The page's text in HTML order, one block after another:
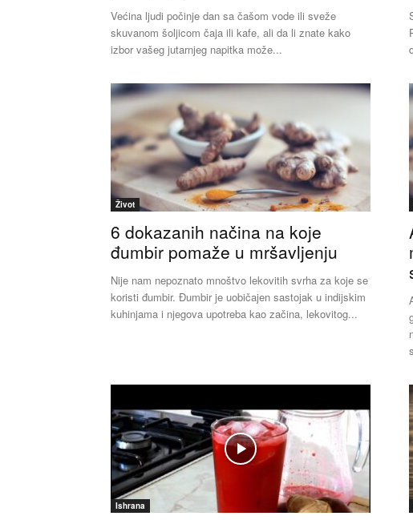
Većina ljudi počinje dan sa čašom vode ili sveže
skuvanom šoljicom čaja ili kafe, ali da li znate kako
izbor vašeg jutarnjeg napitka može...
Život
6 dokazanih načina na koje
đumbir pomaže u mršavljenju
Nije nam nepoznato mnoštvo lekovitih svrha za koje se
koristi đumbir. Đumbir je uobičajen sastojak u indijskim
kuhinjama i njegova upotreba kao začina, lekovitog...
Ishrana